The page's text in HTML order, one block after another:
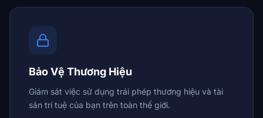
Bảo Vệ Thương Hiệu
Giám sát việc sử dụng trái phép thương hiệu và tài
sản trí tuệ của bạn trên toàn thế giới.